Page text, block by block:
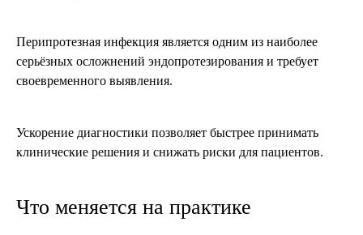
Перипротезная инфекция является одним из наиболее
серьёзных осложнений эндопротезирования и требует
своевременного выявления.
Ускорение диагностики позволяет быстрее принимать
клинические решения и снижать риски для пациентов.
Что меняется на практике